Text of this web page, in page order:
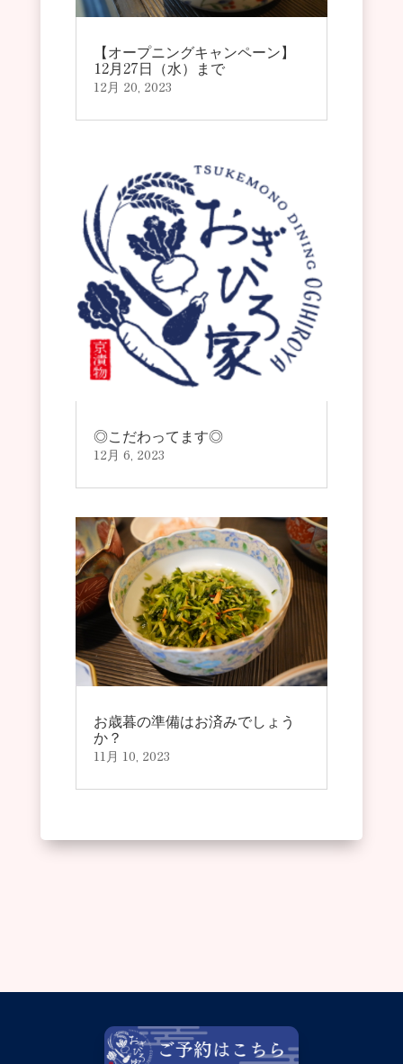
【オープニングキャンペーン】
12月27日（水）まで
12月 20, 2023
◎こだわってます◎
12月 6, 2023
お歳暮の準備はお済みでしょう
か？
11月 10, 2023